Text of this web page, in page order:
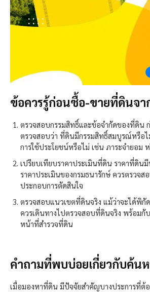
ข้อควรรู้ก่อนซื้อ-ขายที่ดินจา
ตรวจสอบกรรมสิทธิ์และข้อจำกัดของที่ดิน
ตรวจสอบว่า ที่ดินมีกรรมสิทธิ์สมบูรณ์หรือ
การใช้ประโยชน์หรือไม่ เช่น ภาระจำยอม
เปรียบเทียบราคาประเมินที่ดิน ราคาที่ดินมี
ราคาประเมินของกรมธนารักษ์ ควรตรวจส
ประกอบการตัดสินใจ
ตรวจสอบแนวเขตที่ดินจริง แม้ว่าจะได้พิกั
ควรเดินทางไปตรวจสอบที่ดินจริง พร้อมกั
หน้าที่สำรวจที่ดิน
คำถามที่พบบ่อยเกี่ยวกับค้น
เมื่อมองหาที่ดิน มีปัจจัยสำคัญบางประการที่ต้